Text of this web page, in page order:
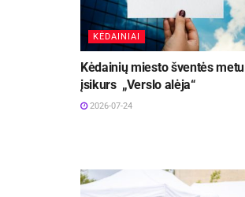
KĖDAINIAI
Kėdainių miesto šventės metu
įsikurs „Verslo alėja“
2026-07-24